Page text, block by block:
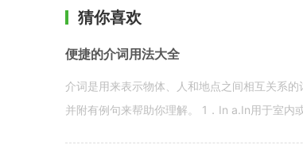
猜你喜欢
便捷的介词用法大全
介词是用来表示物体、人和地点之间相互关系
并附有例句来帮助你理解。 1．In a.In用于室内